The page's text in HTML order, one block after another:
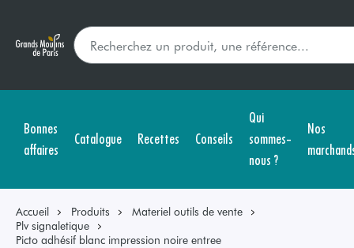
Bonnes
affaires
Catalogue Recettes Conseils
Qui
sommes-
nous ?
Nos
Accueil Produits
Materiel outils de vente
Plv signaletique
Picto adhésif blanc impression noire entree